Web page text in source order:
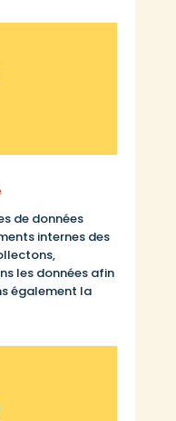
de données
internes des
les données afin
également la